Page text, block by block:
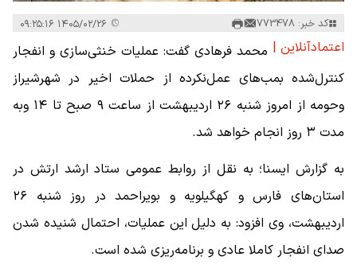
کد خبر: 773478
اعتمادآنلاین | محمد فرهادی گفت: عملیات خنثی‌سازی و انفجار
کنترل‌شده‌ بمب‌های عمل‌نکرده از حملات اخیر در شهرشیراز
وحومه از امروز شنبه ۲۶ اردیبهشت از ساعت ۹ صبح تا ۱۴ وبه
مدت ۳ روز انجام خواهد شد.
به گزارش ایسنا؛ به نقل از روابط عمومی ستاد ارشد ارتش در
استان‌های فارس و کهگیلویه و بویراحمد در روز شنبه ۲۶
اردیبهشت، وی افزود: به دلیل این عملیات، احتمال شنیده شدن
صدای انفجار کاملا عادی و برنامه‌ریزی شده است.